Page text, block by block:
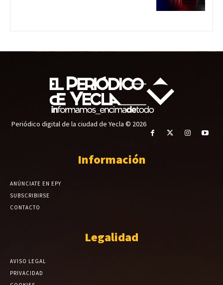
Periódico digital de la ciudad de Yecla © 2026
Información
ANÚNCIATE EN EPY
SUBSCRIBIRSE
CONTACTO
Legalidad
AVISO LEGAL
PRIVACIDAD